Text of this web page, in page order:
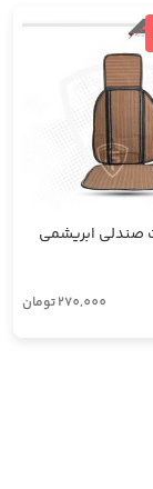
ابریشمی
270,000تومان